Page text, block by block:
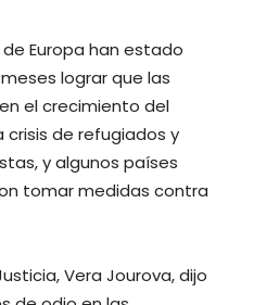
Europa han estado
lograr que las
el crecimiento del
de refugiados y
y algunos países
tomar medidas contra
Vera Jourova, dijo